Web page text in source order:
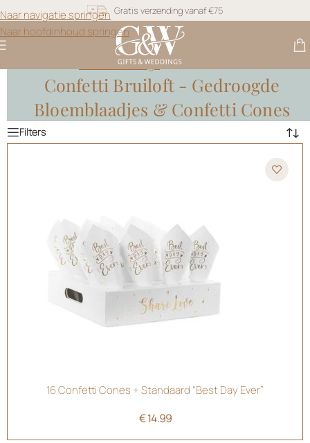
Naar navigatie springen
Naar hoofdinhoud springen
Snel geleverd
Gratis personalisatie
Gifts & Weddings>Confetti Bruiloft
Confetti Bruiloft - Gedroogde
Bloemblaadjes & Confetti Cones
16 Confetti Cones + Standaard “Best Day Ever”
€14.99